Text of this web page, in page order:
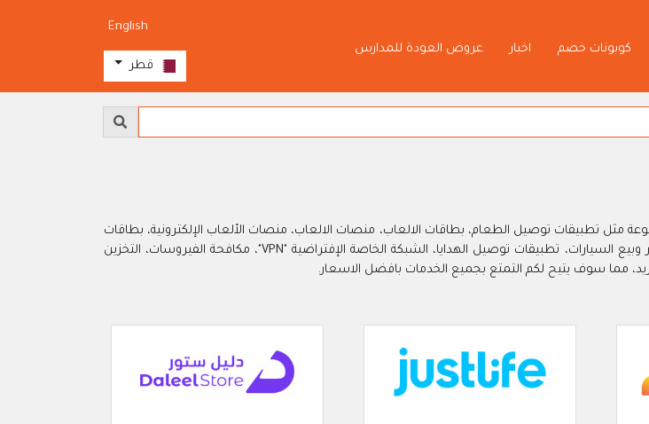
كوبونات خصم اخبار عروض العودة للمدارس
English
قطر
مثل تطبيقات توصيل الطعام، بطاقات الالعاب، منصات الالعاب، منصات الألعاب الإلكترونية، بطاقات
الاتصالات والانترنت، منصات الافلام والمسلسلات، تطبيقات الموسيقى، مواقع تاجير وبيع السيارات، تطبيقات توصيل الهدايا، الشبكة الخاصة الإفتراضية "VPN"، مكافحة الفيروسات، التخزين
مما سوف يتيح لكم التمتع بجميع الخدمات بافضل الاسعار.